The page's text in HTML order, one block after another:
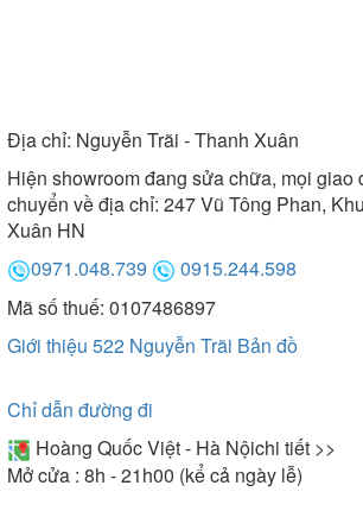
Địa chỉ: Nguyễn Trãi - Thanh Xuân
Hiện showroom đang sửa chữa, mọi giao dịch vui lòng
chuyển về địa chỉ: 247 Vũ Tông Phan,
Xuân HN
0971.048.739
0915.244.598
Mã số thuế: 0107486897
Giới thiệu 522 Nguyễn Trãi Bản đồ
Chỉ dẫn đường đi
Hoàng Quốc Việt - Hà Nộichi tiết >>
Mở cửa : 8h - 21h00 (kể cả ngày lễ)